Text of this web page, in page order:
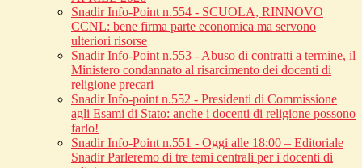
Snadir Info-Point n.554 - SCUOLA, RINNOVO
CCNL: bene firma parte economica ma servono
ulteriori risorse
Snadir Info-Point n.553 - Abuso di contratti a termine, il
Ministero condannato al risarcimento dei docenti di
religione precari
Snadir Info-point n.552 - Presidenti di Commissione
agli Esami di Stato: anche i docenti di religione possono
farlo!
Snadir Info-Point n.551 - Oggi alle 18:00 – Editoriale
Snadir Parleremo di tre temi centrali per i docenti di